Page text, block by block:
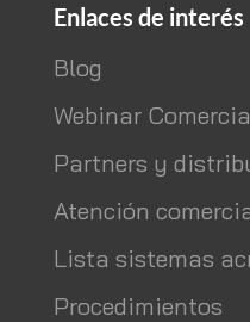
Enlaces de interés
Blog
Webinar
Partners y
Atención
Lista sistemas
Procedimientos